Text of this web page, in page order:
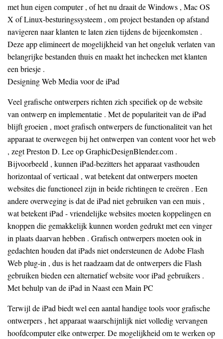
met hun eigen computer , of het nu draait de Windows , Mac OS
X of Linux-besturingssysteem , om project bestanden op afstand
navigeren naar klanten te laten zien tijdens de bijeenkomsten .
Deze app elimineert de mogelijkheid van het ongeluk verlaten van
belangrijke bestanden thuis en maakt het inchecken met klanten
een briesje .
Designing Web Media voor de iPad
Veel grafische ontwerpers richten zich specifiek op de website
van ontwerp en implementatie . Met de populariteit van de iPad
blijft groeien , moet grafisch ontwerpers de functionaliteit van het
apparaat te overwegen bij het ontwerpen van content voor het web
, zegt Preston D. Lee op GraphicDesignBlender.com .
Bijvoorbeeld , kunnen iPad-bezitters het apparaat vasthouden
horizontaal of verticaal , wat betekent dat ontwerpers moeten
websites die functioneel zijn in beide richtingen te creëren . Een
andere overweging is dat de iPad niet gebruiken van een muis ,
wat betekent iPad - vriendelijke websites moeten koppelingen en
knoppen die gemakkelijk kunnen worden gedrukt met een vinger
in plaats daarvan hebben . Grafisch ontwerpers moeten ook in
gedachten houden dat iPads niet ondersteunen de Adobe Flash
Web plug-in , dus is het raadzaam dat de ontwerpers die Flash
gebruiken bieden een alternatief website voor iPad gebruikers .
Met behulp van de iPad in Naast een Main PC
Terwijl de iPad biedt wel een aantal handige tools voor grafische
ontwerpers , het apparaat waarschijnlijk niet volledig vervangen
hoofdcomputer elke ontwerper. De mogelijkheid om te werken op